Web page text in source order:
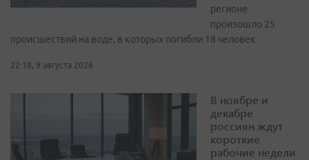
регионе
произошло 25
происшествий на воде, в которых погибли 18 человек
22:18, 9 августа 2026
В ноябре и
декабре
россиян ждут
короткие
рабочие недели